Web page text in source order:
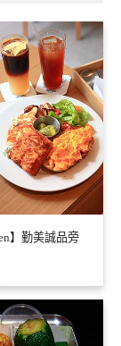
】勤美誠品旁